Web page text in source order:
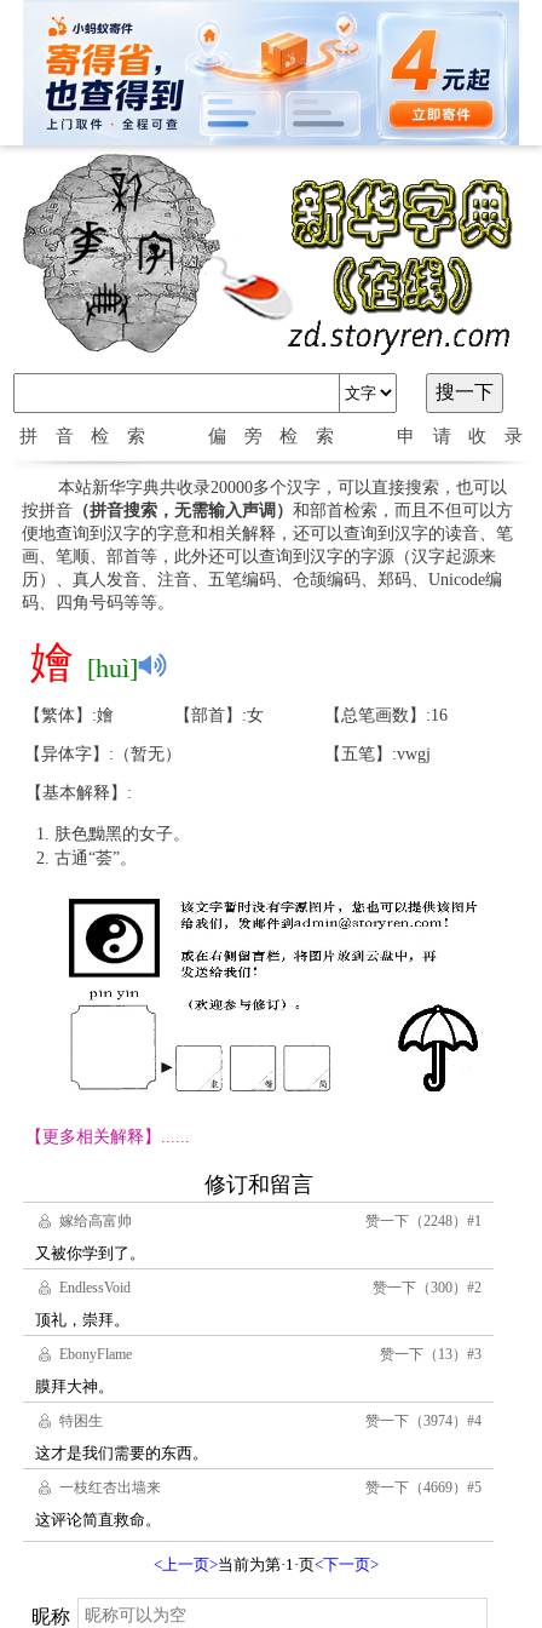
拼音检索 偏旁检索 申请收录
本站新华字典共收录20000多个汉字，可以直接搜索，也可以
按拼音（拼音搜索，无需输入声调） 和部首检索，而且不但可以方
便地查询到汉字的字意和相关解释，还可以查询到汉字的读音、笔
画、笔顺、部首等，此外还可以查询到汉字的字源（汉字起源来
历）、真人发音、注音、五笔编码、仓颉编码、郑码、Unicode编
码、四角号码等等。
嬒 [huì]
【繁体】:嬒 【部首】:女 【总笔画数】:16
【异体字】:（暂无） 【五笔】:vwgj
【基本解释】:
肤色黝黑的女子。
古通“荟”。
【更多相关解释】......